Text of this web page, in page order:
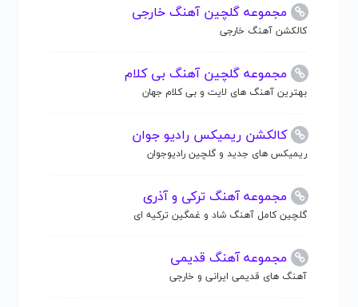
مجموعه گلچین آهنگ خارجی
کالکشن آهنگ خارجی
مجموعه گلچین آهنگ بی کلام
بهترین آهنگ های لایت و بی کلام جهان
کالکشن ریمیکس رادیو جوان
ریمیکس های جدید و گلچین رادیوجوان
مجموعه آهنگ ترکی و آذری
گلچین کامل آهنگ شاد و غمگین ترکیه ای
مجموعه آهنگ قدیمی
آهنگ های قدیمی ایرانی و خارجی